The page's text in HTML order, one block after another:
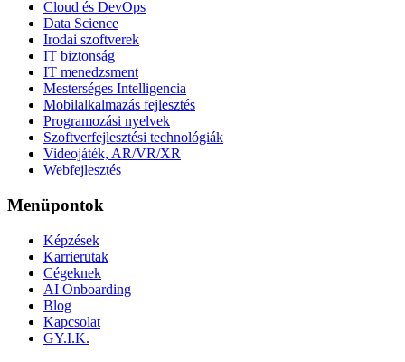
Cloud és DevOps
Data Science
Irodai szoftverek
IT biztonság
IT menedzsment
Mesterséges Intelligencia
Mobilalkalmazás fejlesztés
Programozási nyelvek
Szoftverfejlesztési technológiák
Videojáték, AR/VR/XR
Webfejlesztés
Menüpontok
Képzések
Karrierutak
Cégeknek
AI Onboarding
Blog
Kapcsolat
GY.I.K.